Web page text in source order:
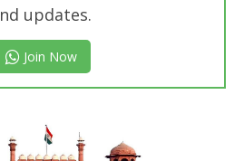
updates.
Join Now